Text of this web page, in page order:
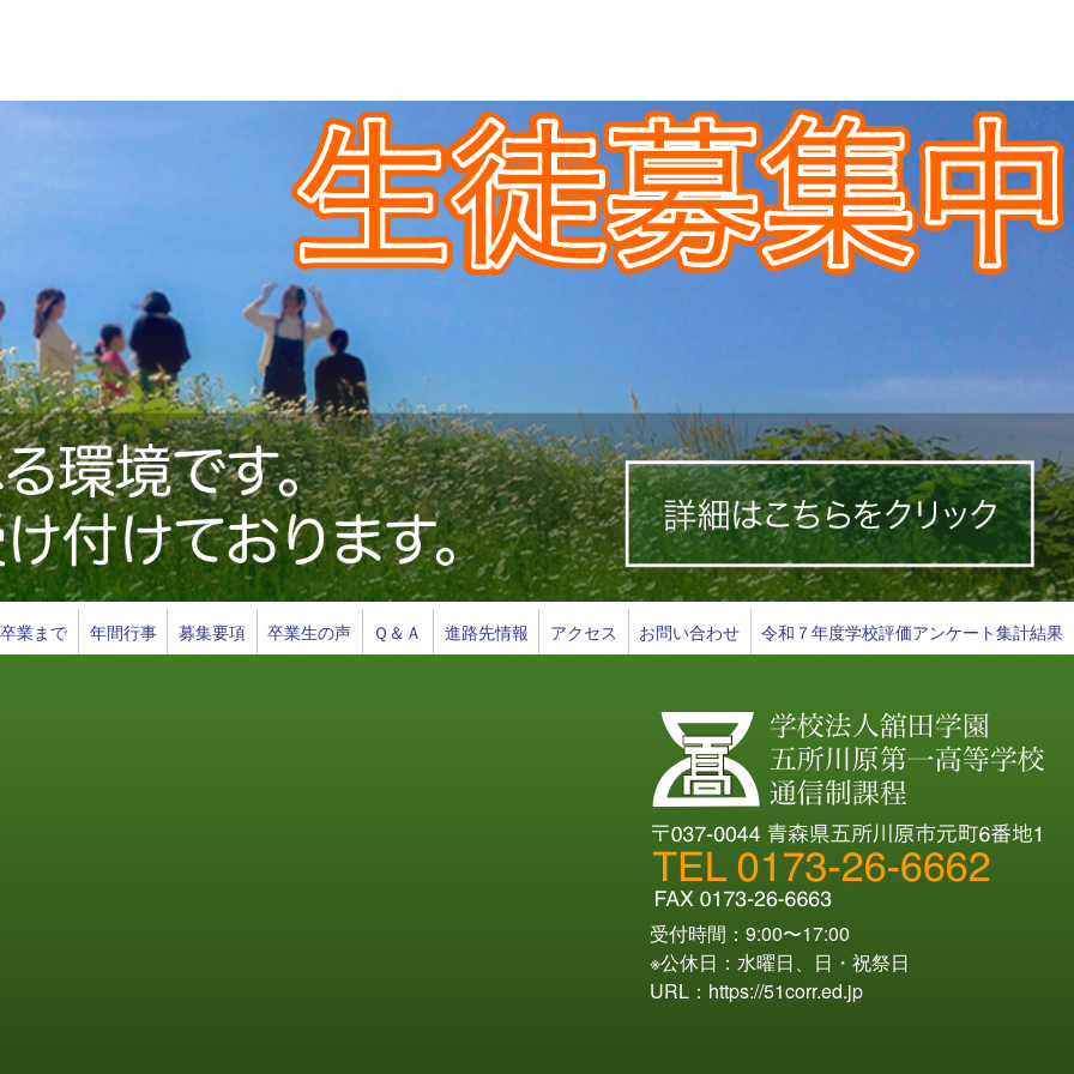
業まで 年間行事 募集要項 卒業生の声 Ｑ＆Ａ 進路先情報 アクセス お問い合わせ 令和７年度学校評価アンケート集計結果
受付時間：9:00〜17:00
※公休日：水曜日、日・祝祭日
URL： https://51corr.ed.jp